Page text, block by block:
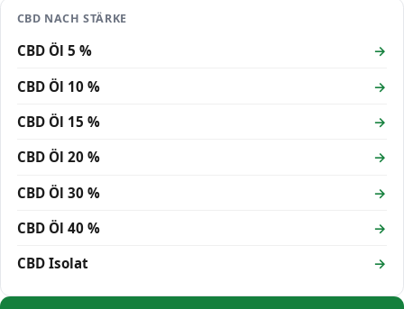
CBD NACH STÄRKE
CBD Öl 5 %
CBD Öl 10 %
CBD Öl 15 %
CBD Öl 20 %
CBD Öl 30 %
CBD Öl 40 %
CBD Isolat